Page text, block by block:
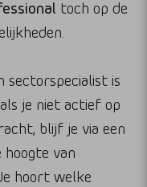
toch op de
sectorspecialist is
je niet actief op
blijf je via een
van
hoort welke